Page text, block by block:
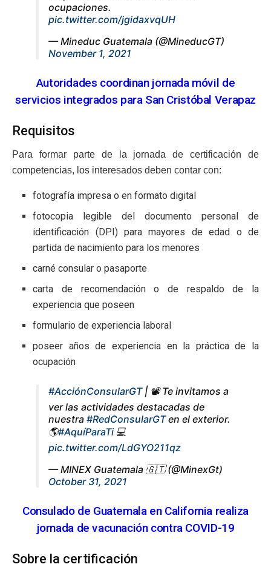
ocupaciones.
pic.twitter.com/jgidaxvqUH
— Mineduc Guatemala (@MineducGT)
November 1, 2021
Autoridades coordinan jornada móvil de
servicios integrados para San Cristóbal Verapaz
Requisitos
Para formar parte de la jornada de certificación de
competencias, los interesados deben contar con:
fotografía impresa o en formato digital
fotocopia legible del documento personal de
identificación (DPI) para mayores de edad o de
partida de nacimiento para los menores
carné consular o pasaporte
carta de recomendación o de respaldo de la
experiencia que poseen
formulario de experiencia laboral
poseer años de experiencia en la práctica de la
ocupación
#AcciónConsularGT| 📽️ Te invitamos a
ver las actividades destacadas de
nuestra #RedConsularGTen el exterior.
🌎#AquíParaTi 💻
pic.twitter.com/LdGYO211qz
— MINEX Guatemala 🇬🇹 (@MinexGt)
October 31, 2021
Consulado de Guatemala en California realiza
jornada de vacunación contra COVID-19
Sobre la certificación